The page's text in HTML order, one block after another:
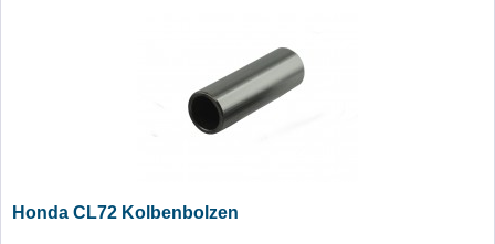
Honda CL72 Kolbenbolzen